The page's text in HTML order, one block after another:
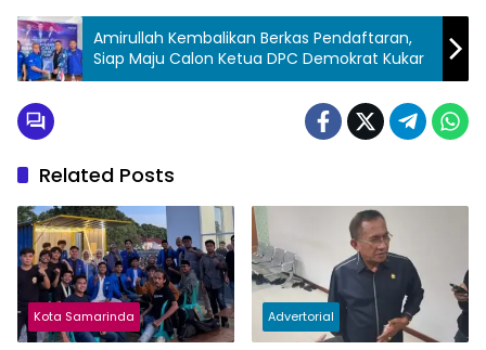
Amirullah Kembalikan Berkas Pendaftaran,
Siap Maju Calon Ketua DPC Demokrat Kukar
Related Posts
Kota Samarinda Advertorial